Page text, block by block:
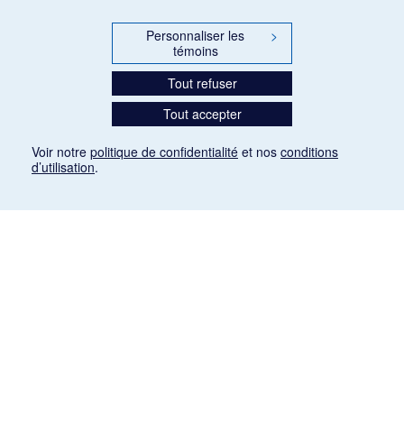
Personnaliser les
témoins
>
Tout refuser
Tout accepter
Voir notre politique de confidentialité et nos conditions
d’utilisation.